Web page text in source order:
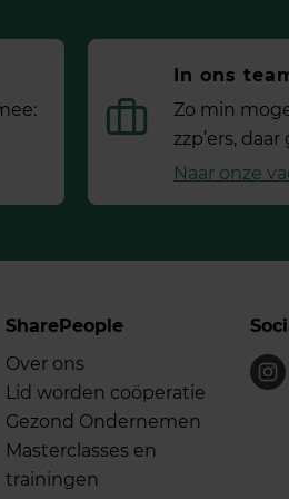
In ons
Zo min
zzp’ers,
Naar onze
SharePeople
Over ons
Lid worden coöperatie
Gezond Ondernemen
Masterclasses en
trainingen